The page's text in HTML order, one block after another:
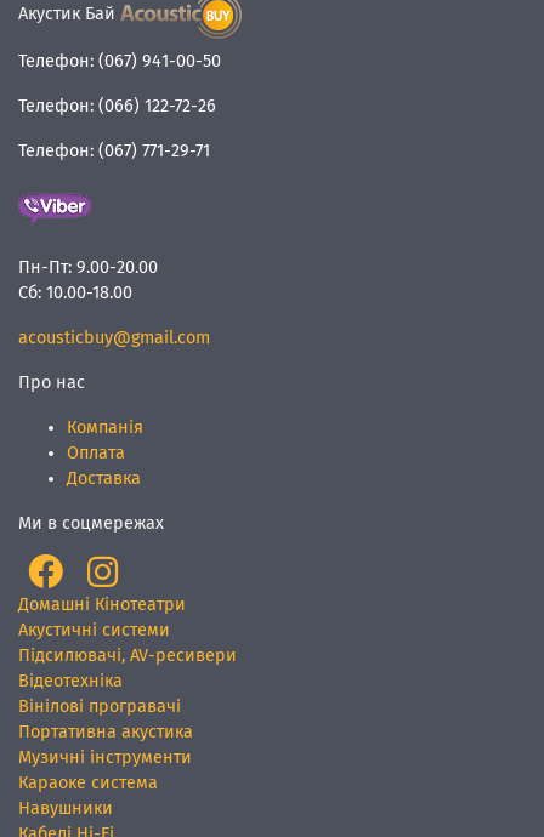
Акустик Бай
Телефон: (067) 941-00-50
Телефон: (066) 122-72-26
Телефон: (067) 771-29-71
Пн-Пт: 9.00-20.00
Сб: 10.00-18.00
acousticbuy@gmail.com
Про нас
Компанія
Оплата
Доставка
Ми в соцмережах
Домашні Кінотеатри
Акустичні системи
Підсилювачі, AV-ресивери
Відеотехніка
Вінілові програвачі
Портативна акустика
Музичні інструменти
Караоке система
Навушники